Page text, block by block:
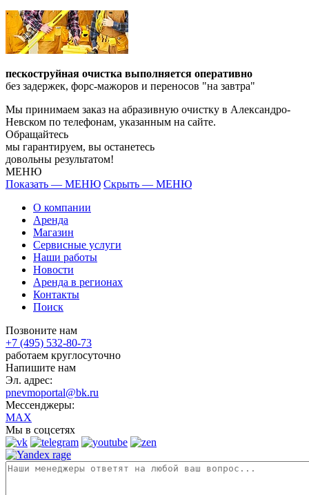
пескоструйная очистка выполняется оперативно
без задержек, форс-мажоров и переносов "на завтра"
Мы принимаем заказ на абразивную очистку в Александро-
Невском по телефонам, указанным на сайте.
Обращайтесь
мы гарантируем, вы останетесь
довольны результатом!
МЕНЮ
Показать — МЕНЮ Скрыть — МЕНЮ
О компании
Аренда
Магазин
Сервисные услуги
Наши работы
Новости
Аренда в регионах
Контакты
Поиск
Позвоните нам
+7 (495) 532-80-73
работаем круглосуточно
Напишите нам
Эл. адрес:
pnevmoportal@bk.ru
Мессенджеры:
MAX
Мы в соцсетях